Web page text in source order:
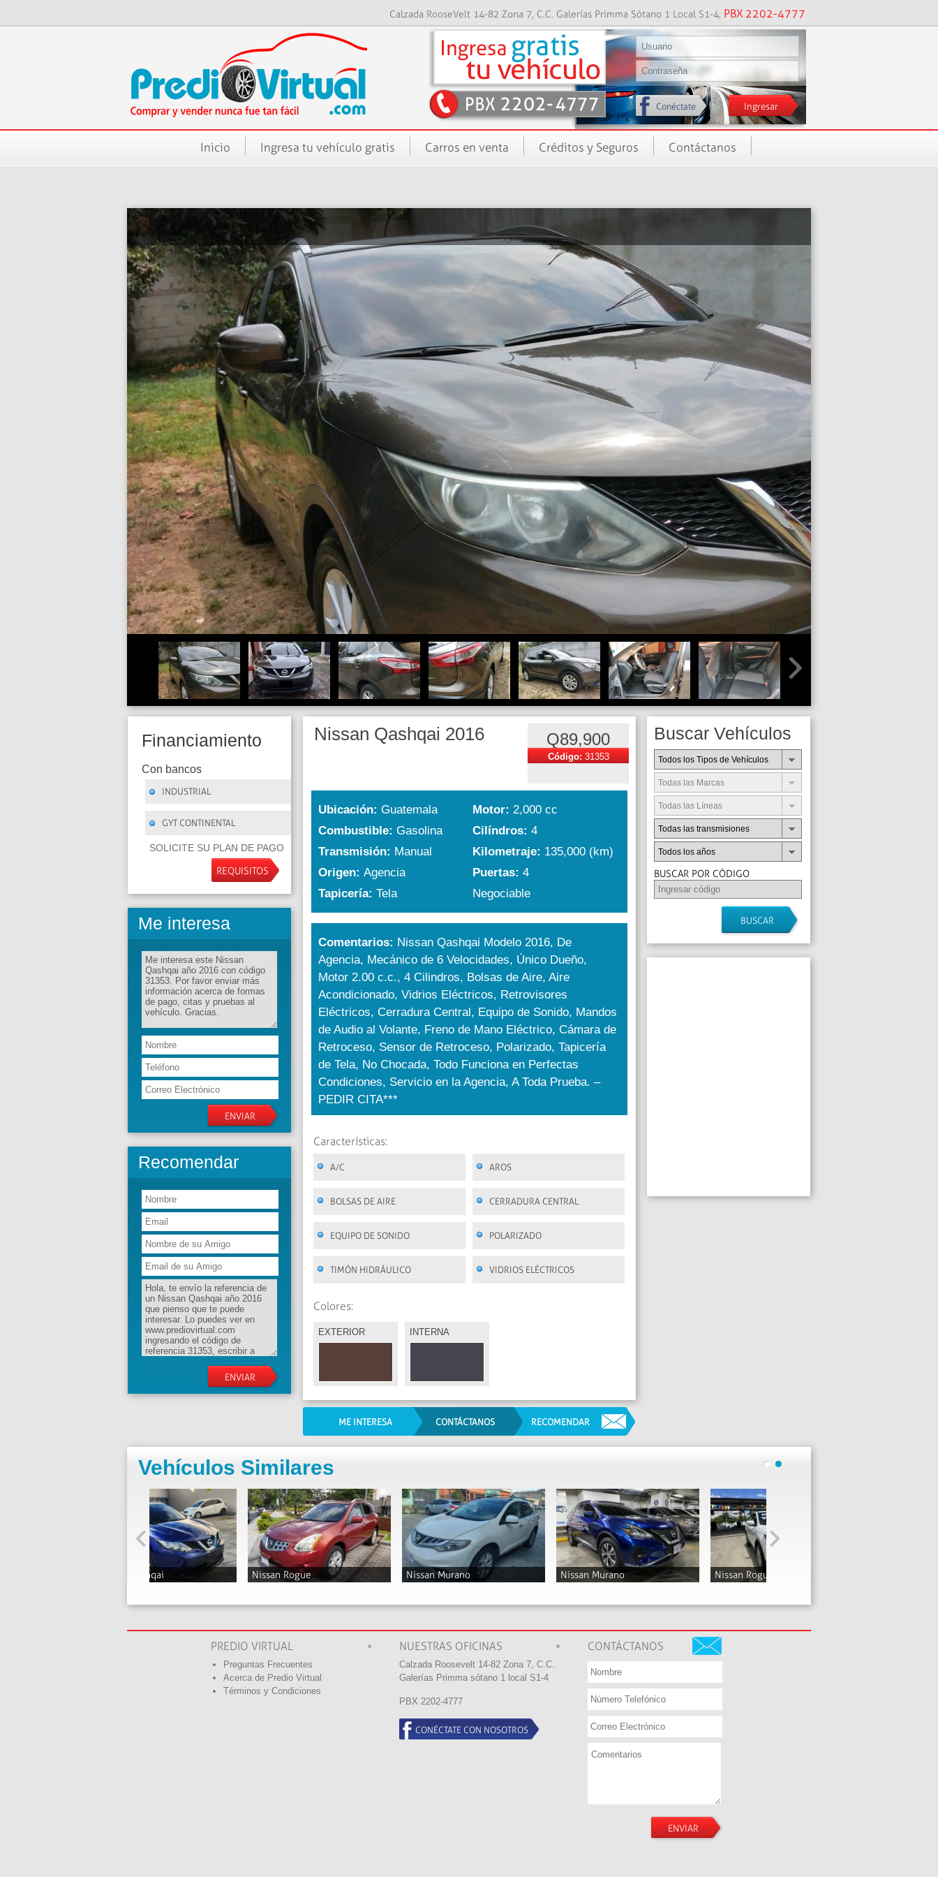
Calzada RooseVelt 14-82 Zona 7, C.C. Galerías Primma Sótano 1 Local S1-4, PBX 2202-4777
Conéctate
Inicio Ingresa tu vehículo gratis Carros en venta Créditos y Seguros Contáctanos
Nissan Qashqai 2016 Q89,900
Código:31353
Ubicación: Guatemala Motor: 2,000 cc
Combustible: Gasolina Cilíndros: 4
Transmisión: Manual Kilometraje: 135,000 (km)
Origen: Agencia Puertas: 4
Tapicería: Tela Negociable
Comentarios: Nissan Qashqai Modelo 2016, De
Agencia, Mecánico de 6 Velocidades, Único Dueño,
Motor 2.00 c.c., 4 Cilindros, Bolsas de Aire, Aire
Acondicionado, Vidrios Eléctricos, Retrovisores
Eléctricos, Cerradura Central, Equipo de Sonido, Mandos
de Audio al Volante, Freno de Mano Eléctrico, Cámara de
Retroceso, Sensor de Retroceso, Polarizado, Tapicería
de Tela, No Chocada, Todo Funciona en Perfectas
Condiciones, Servicio en la Agencia, A Toda Prueba. –
PEDIR CITA***
Características:
A/C AROS
BOLSAS DE AIRE CERRADURA CENTRAL
EQUIPO DE SONIDO POLARIZADO
TIMÓN HIDRÁULICO VIDRIOS ELÉCTRICOS
Colores:
EXTERIOR INTERNA
ME INTERESA CONTÁCTANOS RECOMENDAR
Financiamiento
Con bancos
INDUSTRIAL
GYT CONTINENTAL
SOLICITE SU PLAN DE PAGO
REQUISITOS
Me interesa
Recomendar
Buscar Vehículos
Todos los Tipos de Vehículos
Todas las Marcas
Todas las Líneas
Todas las transmisiones
Todos los años
BUSCAR POR CÓDIGO
Vehículos Similares
Nissan Murano
Nissan Murano
Nissan Rogue
Nissan Qashqai
PREDIO VIRTUAL
Preguntas Frecuentes
Acerca de Predio Virtual
Términos y Condiciones
NUESTRAS OFICINAS
Calzada Roosevelt 14-82 Zona 7, C.C.
Galerí­as Primma sótano 1 local S1-4
PBX 2202-4777
CONÉCTATE CON NOSOTROS
CONTÁCTANOS